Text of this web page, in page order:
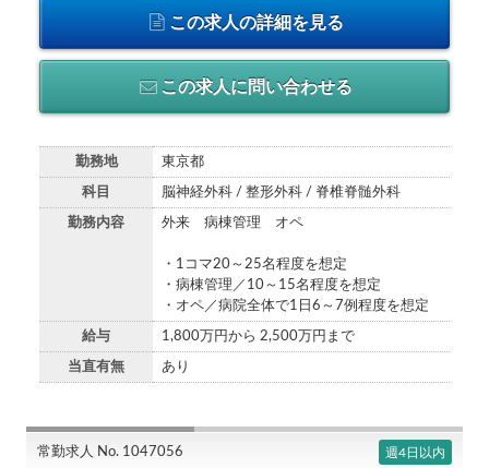
この求人の詳細を見る
この求人に問い合わせる
勤務地 東京都
科目 脳神経外科 / 整形外科 / 脊椎脊髄外科
勤務内容 外来 病棟管理 オペ
・1コマ20～25名程度を想定
・病棟管理／10～15名程度を想定
・オペ／病院全体で1日6～7例程度を想定
給与 1,800万円から 2,500万円まで
当直有無 あり
常勤求人 No. 1047056 週4日以内